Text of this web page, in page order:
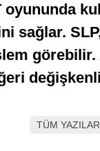
sağlar.
TÜM